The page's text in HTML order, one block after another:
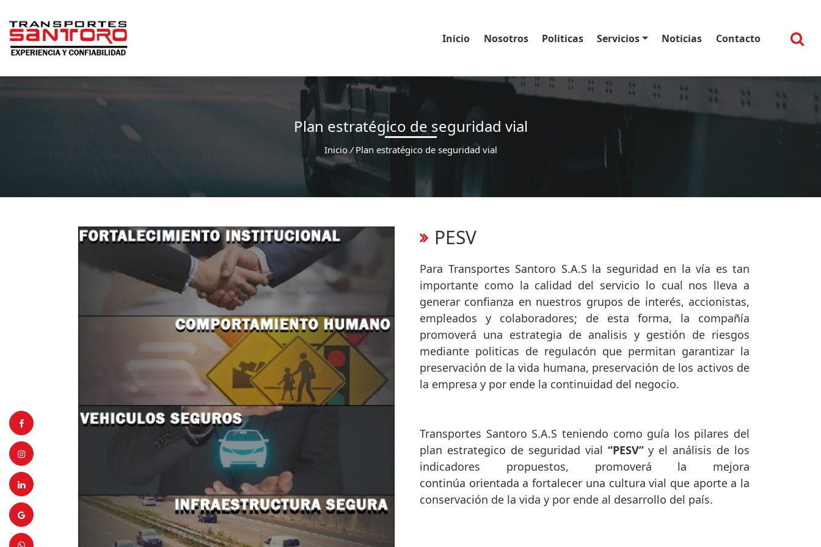
Inicio Nosotros Politicas Servicios Noticias Contacto
Plan estratégico de seguridad vial
Inicio /Plan estratégico de seguridad vial
PESV
Para Transportes Santoro S.A.S la seguridad en la vía es tan
importante como la calidad del servicio lo cual nos lleva a
generar confianza en nuestros grupos de interés, accionistas,
empleados y colaboradores; de esta forma, la compañía
promoverá una estrategia de analisis y gestión de riesgos
mediante politicas de regulacón que permitan garantizar la
preservación de la vida humana, preservación de los activos de
la empresa y por ende la continuidad del negocio.
Transportes Santoro S.A.S teniendo como guía los pilares del
plan estrategico de seguridad vial “PESV”y el análisis de los
indicadores propuestos, promoverá la mejora
continúa orientada a fortalecer una cultura vial que aporte a la
conservación de la vida y por ende al desarrollo del país.